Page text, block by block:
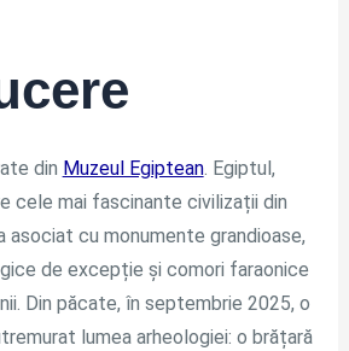
din Muzeul Egiptean. Egiptul,
cele mai fascinante civilizații din
asociat cu monumente grandioase,
de excepție și comori faraonice
Din păcate, în septembrie 2025, o
lumea arheologiei: o brățară